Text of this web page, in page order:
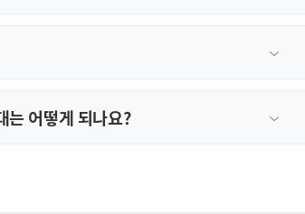
는 어떻게 되나요?